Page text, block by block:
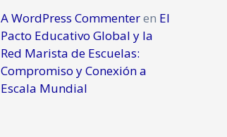
A WordPress Commenteren El
Pacto Educativo Global y la
Red Marista de Escuelas:
Compromiso y Conexión a
Escala Mundial